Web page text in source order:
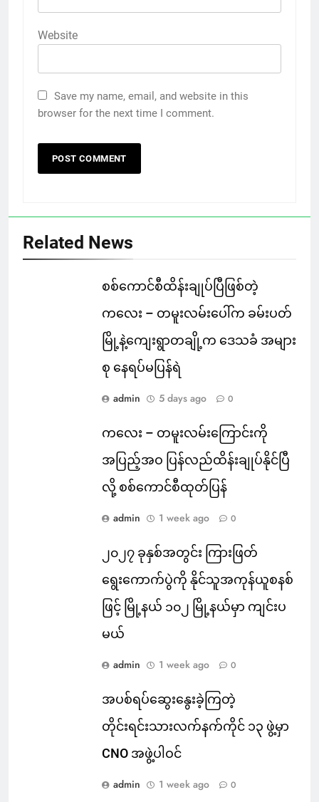
Website
Save my name, email, and website in this
browser for the next time I comment.
Related News
စစ်ကောင်စီထိန်းချုပ်ပြီဖြစ်တဲ့
ကလေး – တမူးလမ်းပေါ်က ခမ်းပတ်
မြို့နဲ့ကျေးရွာတချို့က ဒေသခံ အများ
စု နေရပ်မပြန်ရဲ
admin 5 days ago 0
ကလေး – တမူးလမ်းကြောင်းကို
အပြည့်အဝ ပြန်လည်ထိန်းချုပ်နိုင်ပြီ
လို့ စစ်ကောင်စီထုတ်ပြန်
admin 1 week ago 0
၂၀၂၇ ခုနှစ်အတွင်း ကြားဖြတ်
ရွေးကောက်ပွဲကို နိုင်သူအကုန်ယူစနစ်
ဖြင့် မြို့နယ် ၁၀၂ မြို့နယ်မှာ ကျင်းပ
မယ်
admin 1 week ago 0
အပစ်ရပ်ဆွေးနွေးခဲ့ကြတဲ့
တိုင်းရင်းသားလက်နက်ကိုင် ၁၃ ဖွဲ့မှာ
CNO အဖွဲ့ပါဝင်
admin 1 week ago 0